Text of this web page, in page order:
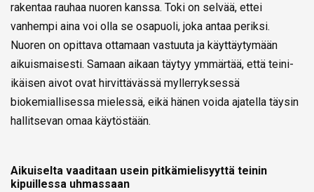
rakentaa rauhaa nuoren kanssa. Toki on selvää, ettei
vanhempi aina voi olla se osapuoli, joka antaa periksi.
Nuoren on opittava ottamaan vastuuta ja käyttäytymään
aikuismaisesti. Samaan aikaan täytyy ymmärtää, että teini-
ikäisen aivot ovat hirvittävässä myllerryksessä
biokemiallisessa mielessä, eikä hänen voida ajatella täysin
hallitsevan omaa käytöstään.
Aikuiselta vaaditaan usein pitkämielisyyttä teinin
kipuillessa uhmassaan